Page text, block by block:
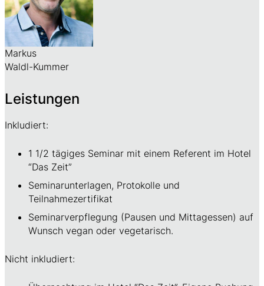
Markus
Waldl-Kummer
Leistungen
Inkludiert:
1 1/2 tägiges Seminar mit einem Referent im Hotel
“Das Zeit”
Seminarunterlagen, Protokolle und
Teilnahmezertifikat
Seminarverpflegung (Pausen und Mittagessen) auf
Wunsch vegan oder vegetarisch.
Nicht inkludiert: